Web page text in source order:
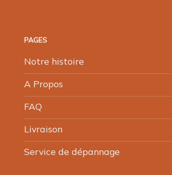
choisies
PAGES
Notre histoire
A Propos
FAQ
Livraison
Service de dépannage